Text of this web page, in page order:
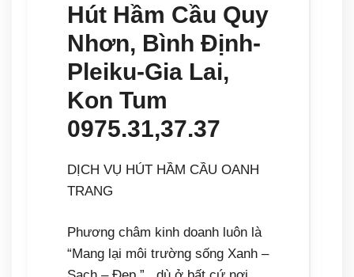
Hút Hầm Cầu Quy
Nhơn, Bình Định-
Pleiku-Gia Lai,
Kon Tum
0975.31,37.37
DỊCH VỤ HÚT HẦM CẦU OANH
TRANG
Phương châm kinh doanh luôn là
“Mang lại môi trường sống Xanh –